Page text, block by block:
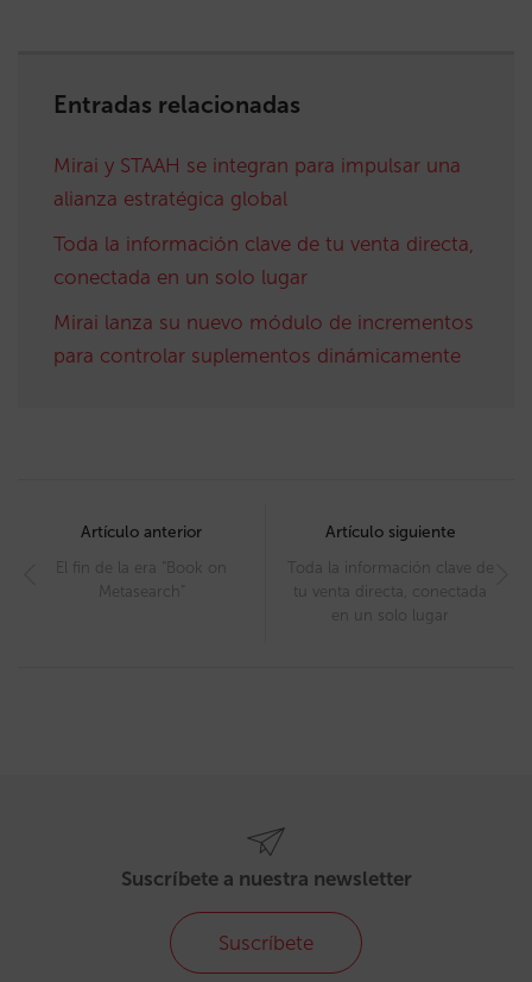
Entradas relacionadas
Mirai y STAAH se integran para impulsar una
alianza estratégica global
Toda la información clave de tu venta directa,
conectada en un solo lugar
Mirai lanza su nuevo módulo de incrementos
para controlar suplementos dinámicamente
navigation
Artículo anterior
El fin de la era “Book on
Metasearch”
Artículo siguiente
Toda la información clave de
tu venta directa, conectada
en un solo lugar
Suscríbete a nuestra newsletter
Suscríbete